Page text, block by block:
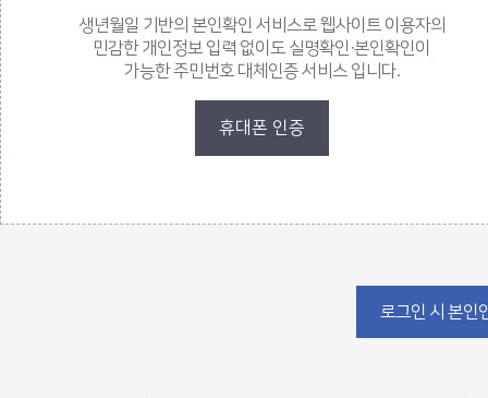
생년월일 기반의 본인확인 서비스로 웹사이트 이용자의
민감한 개인정보 입력 없이도 실명확인·본인확인이
가능한 주민번호 대체인증 서비스 입니다.
휴대폰 인증
로그인 폼
로그인 시 본인